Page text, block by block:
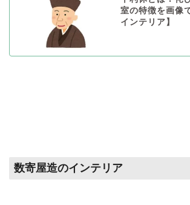
室の特徴を画像
インテリア】
数寄屋造のインテリア